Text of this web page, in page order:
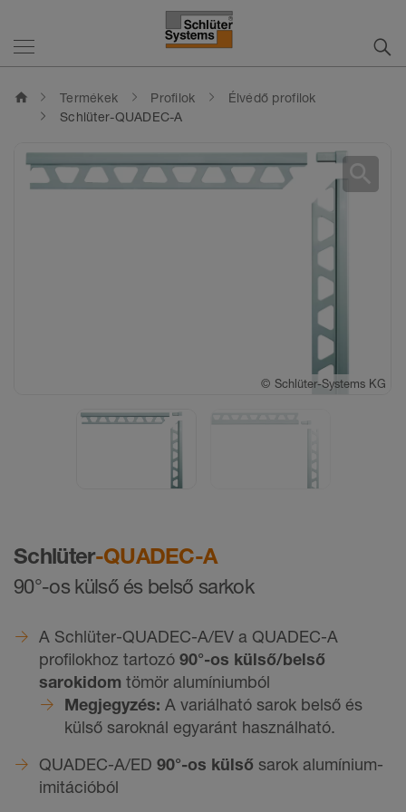
home Termékek Profilok
Élvédő profilok
Schlüter-QUADEC-A
Schlüter-QUADEC-A
90°-os külső és belső sarkok
A Schlüter-QUADEC-A/EV a QUADEC-A
profilokhoz tartozó 90°-os külső/belső
sarokidom tömör alumíniumból
Megjegyzés: A variálható sarok belső és
külső saroknál egyaránt használható.
QUADEC-A/ED 90°-os külső sarok alumínium-
imitációból
© Schlüter-Systems KG
© Schlüter-Systems KG